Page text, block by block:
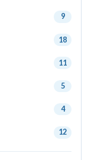
9
18
11
5
4
12